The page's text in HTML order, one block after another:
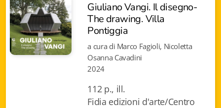
Giuliano Vangi. Il disegno-
The drawing. Villa
Pontiggia
a cura di Marco Fagioli, Nicoletta
Osanna Cavadini
2024
112 p., ill.
Fidia edizioni d'arte/Centro
Giampiero Casagrande editore
Biblioteca letteraria Nord-Sud